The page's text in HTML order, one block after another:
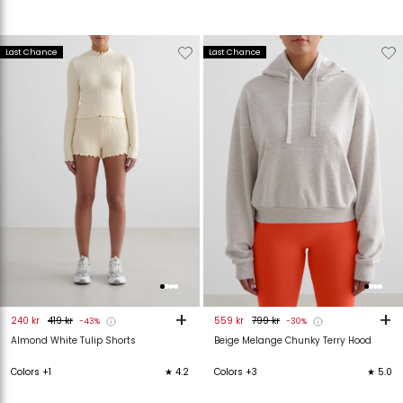
Last Chance
Toevoegen
verlanglijstje
verlanglijstje
Almond White Tulip Shorts
240 kr 419 kr -43% +
Colors +1 ★ 4.2
Last Chance
Verwijderen
verlanglijstje
Beige Melange Chunky Terry Hood
559 kr 799 kr -30% +
Colors +3 ★ 5.0